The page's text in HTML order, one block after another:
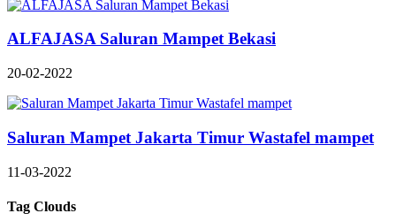
ALFAJASA Saluran Mampet Bekasi
20-02-2022
Saluran Mampet Jakarta Timur Wastafel mampet
11-03-2022
Tag Clouds